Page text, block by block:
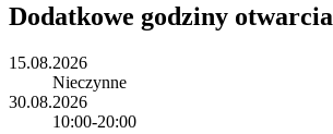
Dodatkowe godziny otwarcia
15.08.2026
Nieczynne
30.08.2026
10:00-20:00